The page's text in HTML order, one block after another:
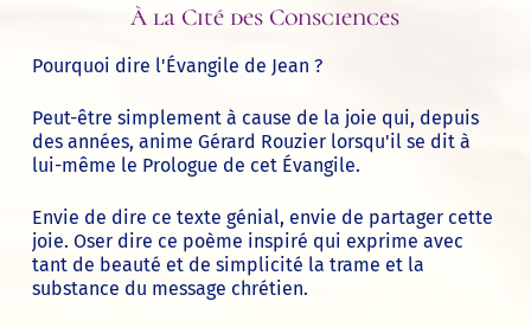
À la Cité des Consciences
Pourquoi dire l'Évangile de Jean ?
Peut-être simplement à cause de la joie qui, depuis
des années, anime Gérard Rouzier lorsqu'il se dit à
lui-même le Prologue de cet Évangile.
Envie de dire ce texte génial, envie de partager cette
joie. Oser dire ce poème inspiré qui exprime avec
tant de beauté et de simplicité la trame et la
substance du message chrétien.